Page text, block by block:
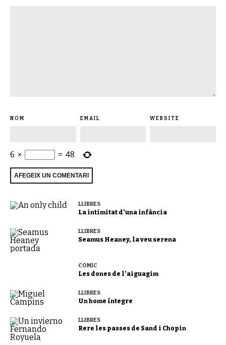
NOM EMAIL WEBSITE
6 × = 48
LLIBRES
La intimitat d’una infància
LLIBRES
Seamus Heaney, la veu serena
CÒMIC
Les dones de l’aiguagim
LLIBRES
Un home íntegre
LLIBRES
Rere les passes de Sand i Chopin